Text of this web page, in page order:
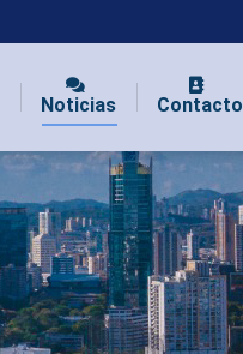
Noticias Contacto